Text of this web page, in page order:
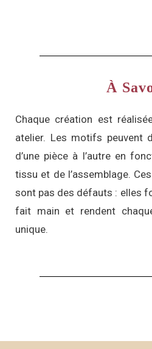
À
Chaque création est
atelier. Les motifs peuvent
d’une pièce à l’autre en
tissu et de l’assemblage.
sont pas des défauts : elles
fait main et rendent
unique.